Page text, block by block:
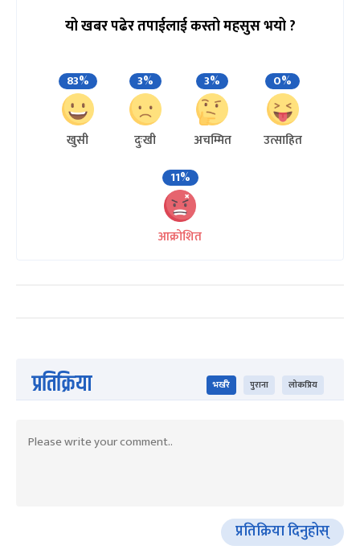
यो खबर पढेर तपाईलाई कस्तो महसुस भयो ?
83%
खुसी
3%
दुःखी
3%
अचम्मित
0%
उत्साहित
11%
आक्रोशित
प्रतिक्रिया भर्खरै पुराना लोकप्रिय
प्रतिक्रिया दिनुहोस्